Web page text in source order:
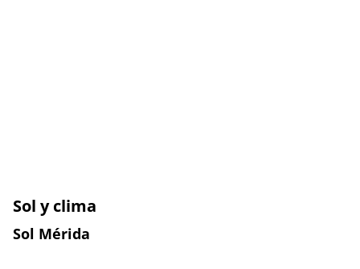
Sol y clima
Sol Mérida